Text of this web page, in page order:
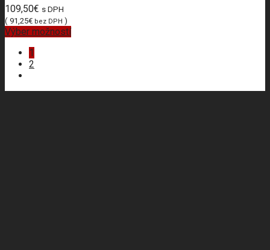
109,50€ s DPH
( 91,25€ bez DPH )
Výber možností
1
2